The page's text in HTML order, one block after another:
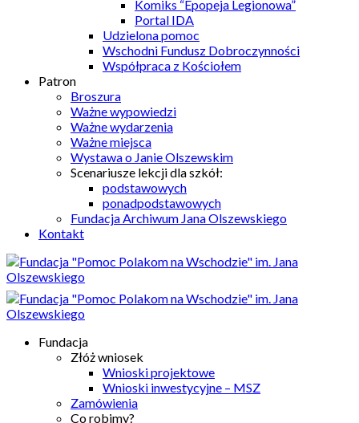
Komiks “Epopeja Legionowa”
Portal IDA
Udzielona pomoc
Wschodni Fundusz Dobroczynności
Współpraca z Kościołem
Patron
Broszura
Ważne wypowiedzi
Ważne wydarzenia
Ważne miejsca
Wystawa o Janie Olszewskim
Scenariusze lekcji dla szkół:
podstawowych
ponadpodstawowych
Fundacja Archiwum Jana Olszewskiego
Kontakt
Fundacja
Złóż wniosek
Wnioski projektowe
Wnioski inwestycyjne – MSZ
Zamówienia
Co robimy?